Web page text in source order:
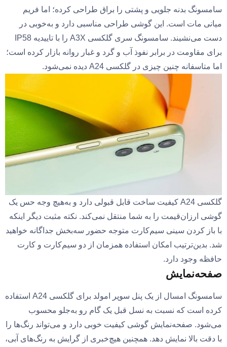
سامسونگ بدنه جلویی و پشتی را براق طراحی کرده؛ اما فریم
میانی مات است. این گوشی طراحی مناسبی دارد و به‌خوبی در
دست می‌نشیند. سامسونگ سری گلکسی A3X را با تاییدیه IP58
برای مقاومت در برابر نفوذ آب و گرد و غبار روانه بازار کرده است؛
اما متاسفانه چنین چیزی در گلکسی A24 دیده نمی‌شود.
گلکسی A24 کیفیت ساخت قابل قبولی دارد و به‌هیچ‌ وجه حس یک
گوشی ارزان‌قیمت را به شما منتقل نمی‌کند. نکته مثبت دیگر اینکه
با باز کردن سینی سیم‌کارت متوجه حضور سه‌بخش جداگانه خواهید
شد. بدین‌ترتیب امکان استفاده همزمان از دو سیم‌کارت و کارت
حافظه وجود دارد.
صفحه‌نمایش
سامسونگ امسال از یک پنل سوپر امولد برای گلکسی A24 استفاده
کرده است که نسبت به نسل قبل یک گام رو به‌جلو محسوب
می‌شود. صفحه‌نمایش گوشی کیفیت خوبی دارد و می‌تواند رنگ‌ها را
با دقت بالا نمایش دهد. همچنین هیچ‌خبری از گرایش به رنگ‌های آبی،